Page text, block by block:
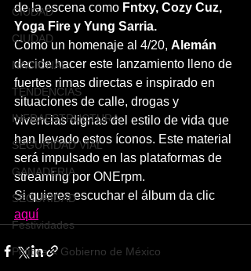
CIUDAD
CIUDAD
NACIONAL
TENDENCIAS
INFRAESTRUCTURA
SEGURIDAD VIAL
GANADERIA
SEGURIDAD
Festividades
Política < Gobierno de México
de la escena como Fntxy, Cozy Cuz,
Yoga Fire y Yung Sarria.
Como un homenaje al 4/20, Alemán
decide hacer este lanzamiento lleno de
fuertes rimas directas e inspirado en
situaciones de calle, drogas y
vivencias dignas del estilo de vida que
han llevado estos íconos. Este material
será impulsado en las plataformas de
streaming por ONErpm.
Si quieres escuchar el álbum da clic
aquí